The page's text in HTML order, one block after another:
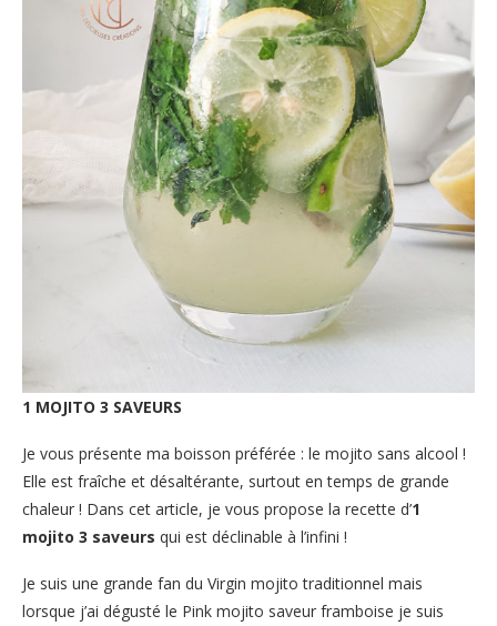
1 MOJITO 3 SAVEURS
Je vous présente ma boisson préférée : le mojito sans alcool !
Elle est fraîche et désaltérante, surtout en temps de grande
chaleur ! Dans cet article, je vous propose la recette d’1
mojito 3 saveurs qui est déclinable à l’infini !
Je suis une grande fan du Virgin mojito traditionnel mais
lorsque j’ai dégusté le Pink mojito saveur framboise je suis